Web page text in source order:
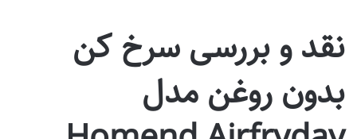
نقد و بررسی سرخ کن
بدون روغن مدل